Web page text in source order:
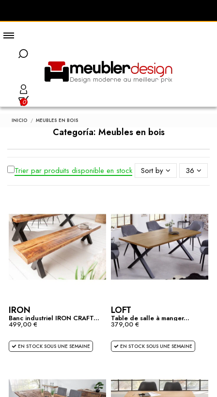
0
INICIO MEUBLES EN BOIS
Categoría: Meubles en bois
Trier par produits disponible en stock Sort by 36
IRON
Banc industriel IRON CRAFT...
499,00 €
EN STOCK SOUS UNE SEMAINE
LOFT
Table de salle à manger...
379,00 €
EN STOCK SOUS UNE SEMAINE